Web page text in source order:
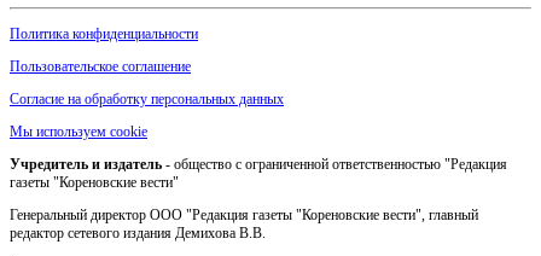
Политика конфиденциальности
Пользовательское соглашение
Согласие на обработку персональных данных
Мы используем cookie
Учредитель и издатель - общество с ограниченной ответственностью "Редакция
газеты "Кореновские вести"
Генеральный директор ООО "Редакция газеты "Кореновские вести", главный
редактор сетевого издания Демихова В.В.